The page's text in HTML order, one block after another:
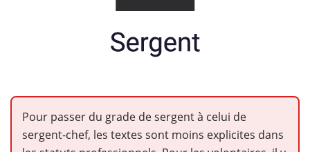
Pour passer du grade de sergent à celui de
sergent-chef, les textes sont moins explicites dans